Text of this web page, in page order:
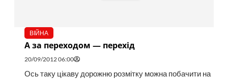
ВІЙНА
А за переходом — перехід
20/09/2012 06:00
Ось таку цікаву дорожню розмітку можна побачити на